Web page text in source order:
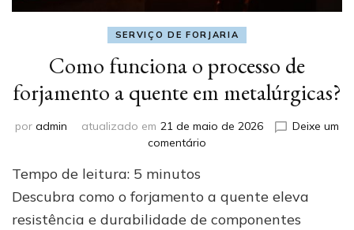
SERVIÇO DE FORJARIA
Como funciona o processo de
forjamento a quente em metalúrgicas?
por admin atualizado em 21 de maio de 2026
Deixe um
comentário
processo
de
Tempo de leitura: 5 minutos
Descubra como o forjamento a quente eleva
resistência e durabilidade de componentes